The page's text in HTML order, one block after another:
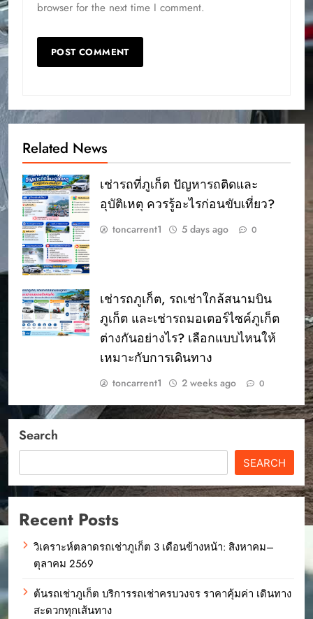
browser for the next time I comment.
Related News
เช่ารถที่ภูเก็ต ปัญหารถติดและ
อุบัติเหตุ ควรรู้อะไรก่อนขับเที่ยว?
toncarrent1 5 days ago 0
เช่ารถภูเก็ต, รถเช่าใกล้สนามบิน
ภูเก็ต และเช่ารถมอเตอร์ไซค์ภูเก็ต
ต่างกันอย่างไร? เลือกแบบไหนให้
เหมาะกับการเดินทาง
toncarrent1 2 weeks ago 0
Search
SEARCH
Recent Posts
วิเคราะห์ตลาดรถเช่าภูเก็ต 3 เดือนข้างหน้า: สิงหาคม–
ตุลาคม 2569
ต้นรถเช่าภูเก็ต บริการรถเช่าครบวงจร ราคาคุ้มค่า เดินทาง
สะดวกทุกเส้นทาง